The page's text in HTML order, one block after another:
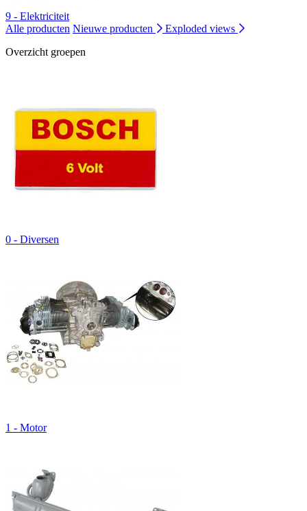
9 - Elektriciteit
Alle producten Nieuwe producten
Exploded views
Overzicht groepen
0 - Diversen
1 - Motor